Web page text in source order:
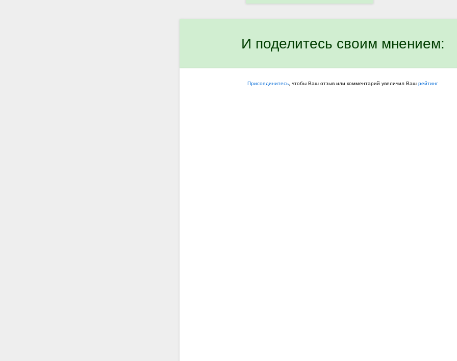
И поделитесь своим мнением:
Присоединитесь , чтобы Ваш отзыв или комментарий увеличил Ваш рейтинг